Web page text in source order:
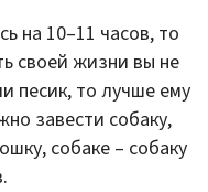
на 10–11 часов, то
своей жизни вы не
песик, то лучше ему
завести собаку,
собаке – собаку